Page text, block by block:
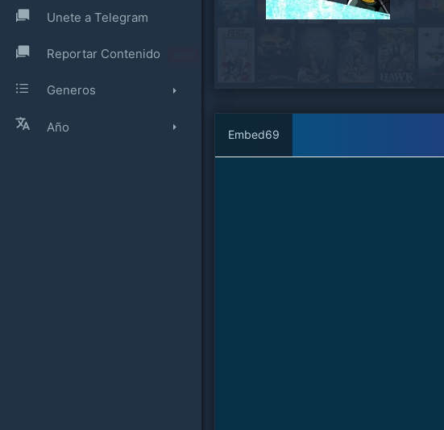
Unete a Telegram
Reportar Contenido
Generos
Año Embed69